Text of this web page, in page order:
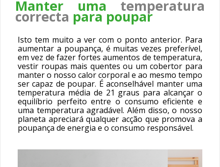
Manter uma temperatura
correcta para poupar
Isto tem muito a ver com o ponto anterior. Para
aumentar a poupança, é muitas vezes preferível,
em vez de fazer fortes aumentos de temperatura,
vestir roupas mais quentes ou um cobertor para
manter o nosso calor corporal e ao mesmo tempo
ser capaz de poupar. É aconselhável manter uma
temperatura média de 21 graus para alcançar o
equilíbrio perfeito entre o consumo eficiente e
uma temperatura agradável. Além disso, o nosso
planeta apreciará qualquer acção que promova a
poupança de energia e o consumo responsável.